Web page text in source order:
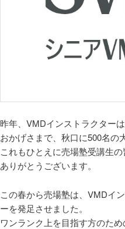
昨年、VMDインストラクター
おかげさまで、秋口に500名の
これもひとえに売場塾受講生の
ありがとうございます。
この春から売場塾は、VMDイ
ーを発足させました。
ワンランク上を目指す方のため